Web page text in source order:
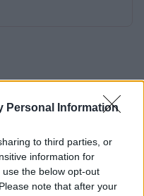
Personal Information
to third parties, or
information for
the below opt-out
note that after your